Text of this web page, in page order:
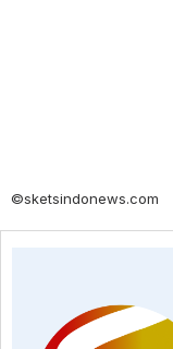
©sketsindonews.com